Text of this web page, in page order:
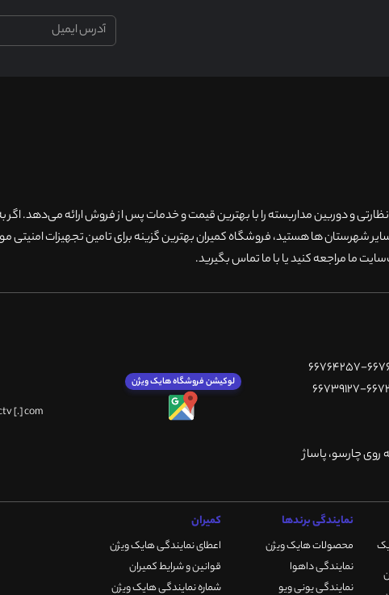
محصولاات نظارتی و دوربین مداربسته را با بهترین قیمت و خدمات پس از فروش ارائه می‌دهد. اگر
شهرستان ها هستید، فروشگاه کمیران بهترین گزینه برای تامین تجهیزات امنیتی
ما مراجعه کنید یا با ما تماس بگیرید.
روی چارسو، پاساژ
لوکیشن فروشگاه هایک ویژن
[.] com
نمایندگی برندها
محصولات هایک ویژن
نمایندگی داهوا
نمایندگی یونی ویو
کمیران
اعطای نمایندگی هایک ویژن
قوانین و شرایط کمیران
شماره نمایندگی هایک ویژن